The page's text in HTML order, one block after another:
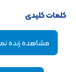
کلمات کلیدی
مشاهده زنده